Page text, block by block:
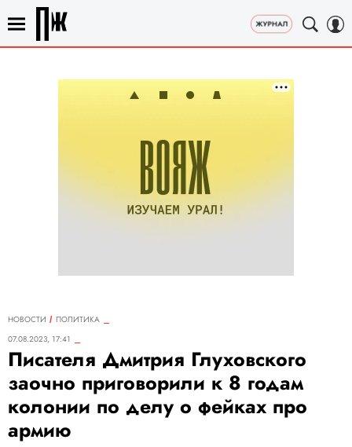
НОВОСТИ
ПОЛИТИКА
07.08.2023, 17:41
Писателя Дмитрия Глуховского
заочно приговорили к 8 годам
колонии по делу о фейках про
армию